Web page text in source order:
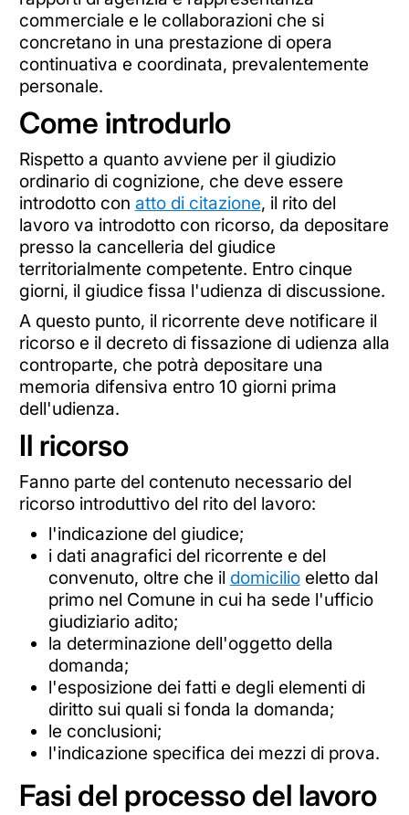
commerciale e le collaborazioni che si
concretano in una prestazione di opera
continuativa e coordinata, prevalentemente
personale.
Come introdurlo
Rispetto a quanto avviene per il giudizio
ordinario di cognizione, che deve essere
introdotto con atto di citazione, il rito del
lavoro va introdotto con ricorso, da depositare
presso la cancelleria del giudice
territorialmente competente. Entro cinque
giorni, il giudice fissa l'udienza di discussione.
A questo punto, il ricorrente deve notificare il
ricorso e il decreto di fissazione di udienza alla
controparte, che potrà depositare una
memoria difensiva entro 10 giorni prima
dell'udienza.
Il ricorso
Fanno parte del contenuto necessario del
ricorso introduttivo del rito del lavoro:
l'indicazione del giudice;
i dati anagrafici del ricorrente e del
convenuto, oltre che il domicilioeletto dal
primo nel Comune in cui ha sede l'ufficio
giudiziario adito;
la determinazione dell'oggetto della
domanda;
l'esposizione dei fatti e degli elementi di
diritto sui quali si fonda la domanda;
le conclusioni;
l'indicazione specifica dei mezzi di prova.
Fasi del processo del lavoro